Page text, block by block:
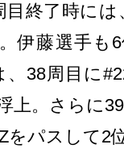
目終了時に
伊藤選手も
38周目に
上。さらに
をパスして2